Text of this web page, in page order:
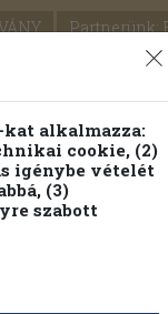
Partnerünk:
SEGÍTSÉG
OLVASMÁNYOK
fa
alkalmazza:
cookie, (2)
igénybe vételét
(3)
szabott